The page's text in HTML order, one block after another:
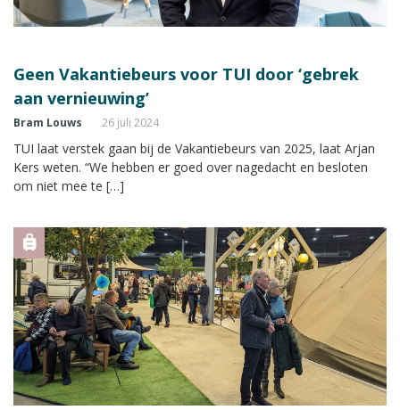
Geen Vakantiebeurs voor TUI door ‘gebrek
aan vernieuwing’
Bram Louws 26 juli 2024
TUI laat verstek gaan bij de Vakantiebeurs van 2025, laat Arjan
Kers weten. “We hebben er goed over nagedacht en besloten
om niet mee te […]